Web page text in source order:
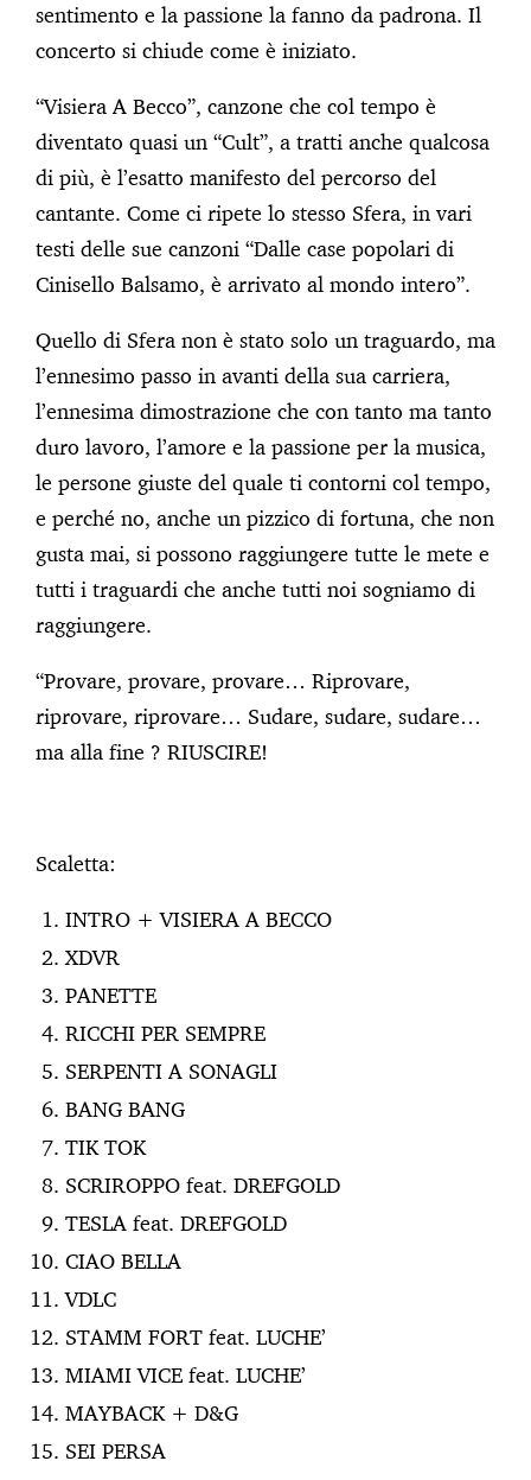
sentimento e la passione la fanno da padrona. Il
concerto si chiude come è iniziato.
“Visiera A Becco”, canzone che col tempo è
diventato quasi un “Cult”, a tratti anche qualcosa
di più, è l’esatto manifesto del percorso del
cantante. Come ci ripete lo stesso Sfera, in vari
testi delle sue canzoni “Dalle case popolari di
Cinisello Balsamo, è arrivato al mondo intero”.
Quello di Sfera non è stato solo un traguardo, ma
l’ennesimo passo in avanti della sua carriera,
l’ennesima dimostrazione che con tanto ma tanto
duro lavoro, l’amore e la passione per la musica,
le persone giuste del quale ti contorni col tempo,
e perché no, anche un pizzico di fortuna, che non
gusta mai, si possono raggiungere tutte le mete e
tutti i traguardi che anche tutti noi sogniamo di
raggiungere.
“Provare, provare, provare… Riprovare,
riprovare, riprovare… Sudare, sudare, sudare…
ma alla fine ? RIUSCIRE!
Scaletta:
INTRO + VISIERA A BECCO
XDVR
PANETTE
RICCHI PER SEMPRE
SERPENTI A SONAGLI
BANG BANG
TIK TOK
SCRIROPPO feat. DREFGOLD
TESLA feat. DREFGOLD
CIAO BELLA
VDLC
STAMM FORT feat. LUCHE’
MIAMI VICE feat. LUCHE’
MAYBACK + D&G
SEI PERSA